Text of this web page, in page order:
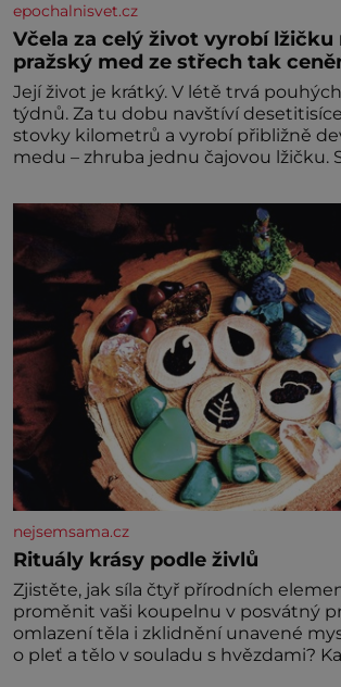
epochalnisvet.cz
Včela za celý život vyrobí lžičku
pražský med ze střech tak
Její život je krátký. V létě trvá
týdnů. Za tu dobu navštíví
stovky kilometrů a vyrobí přibližně
medu – zhruba jednu čajovou lžičku.
dalšími desítkami tisíc příslušnic
vznikne jeden z nejdokonalejších
nejsemsama.cz
Rituály krásy podle živlů
Zjistěte, jak síla čtyř přírodních
proměnit vaši koupelnu v posvátný
omlazení těla i zklidnění unavené
o pleť a tělo v souladu s hvězdami?